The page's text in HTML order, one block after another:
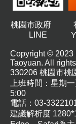
桃園市政府
LINE
Copyright © 2023
Taoyuan. All
330206 桃園市桃
上班時間：星期
5:00
電話：03-
建議解析度